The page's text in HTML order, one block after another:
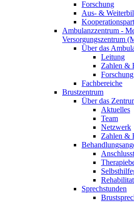
Forschung
Aus- &
Ambulanzzentrum -
Versorgungszentrum
Über das
Leitung
Zahlen &
Fachbereiche
Brustzentrum
Über das
Aktuelles
Team
Netzwerk
Zahlen &
Sprechstunden